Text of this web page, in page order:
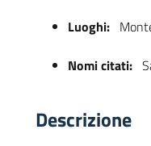
Luoghi:
Nomi citati:
Descrizione